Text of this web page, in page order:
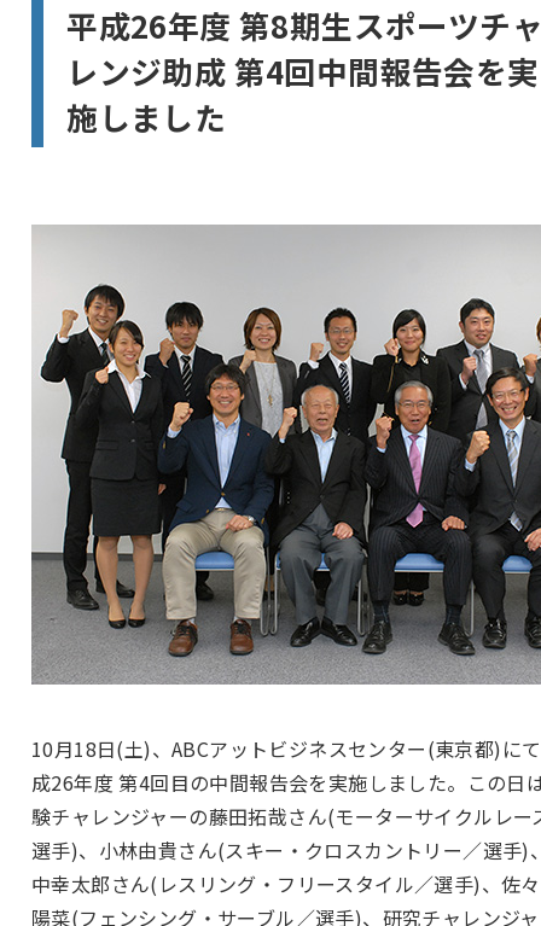
平成26年度 第8期生スポーツチ
レンジ助成 第4回中間報告会を実
施しました
10月18日(土)、ABCアットビジネスセンター(東京都)に
成26年度 第4回目の中間報告会を実施しました。この日
験チャレンジャーの藤田拓哉さん(モーターサイクルレー
選手)、小林由貴さん(スキー・クロスカントリー／選手)
中幸太郎さん(レスリング・フリースタイル／選手)、佐
陽菜(フェンシング・サーブル／選手)、研究チャレンジ